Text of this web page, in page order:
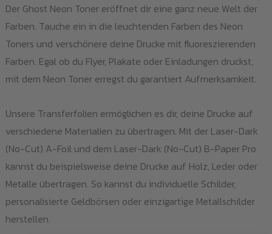
Der Ghost Neon Toner eröffnet dir eine ganz neue Welt der
Farben. Tauche ein in die leuchtenden Farben des Neon
Toners und verschönere deine Drucke mit fluoreszierenden
Farben. Egal ob du Flyer, Plakate oder Einladungen druckst,
mit dem Neon Toner erregst du garantiert Aufmerksamkeit.
Unsere Transferfolien ermöglichen es dir, deine Drucke auf
verschiedene Materialien zu übertragen. Mit der Laser-Dark
(No-Cut) A-Foil und dem Laser-Dark (No-Cut) B-Paper Pro
kannst du beispielsweise deine Drucke auf Holz, Leder oder
Metalle übertragen. So kannst du individuelle Schilder,
personalisierte Geldbörsen oder einzigartige Metallschilder
herstellen.